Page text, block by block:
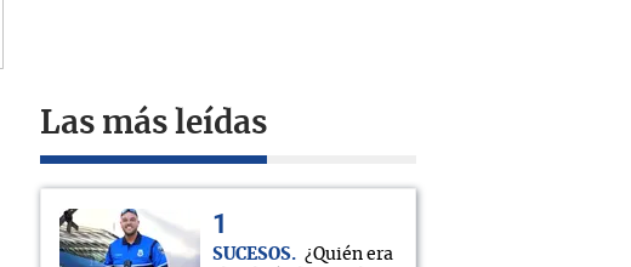
Las más leídas
SUCESOS
¿Quién era